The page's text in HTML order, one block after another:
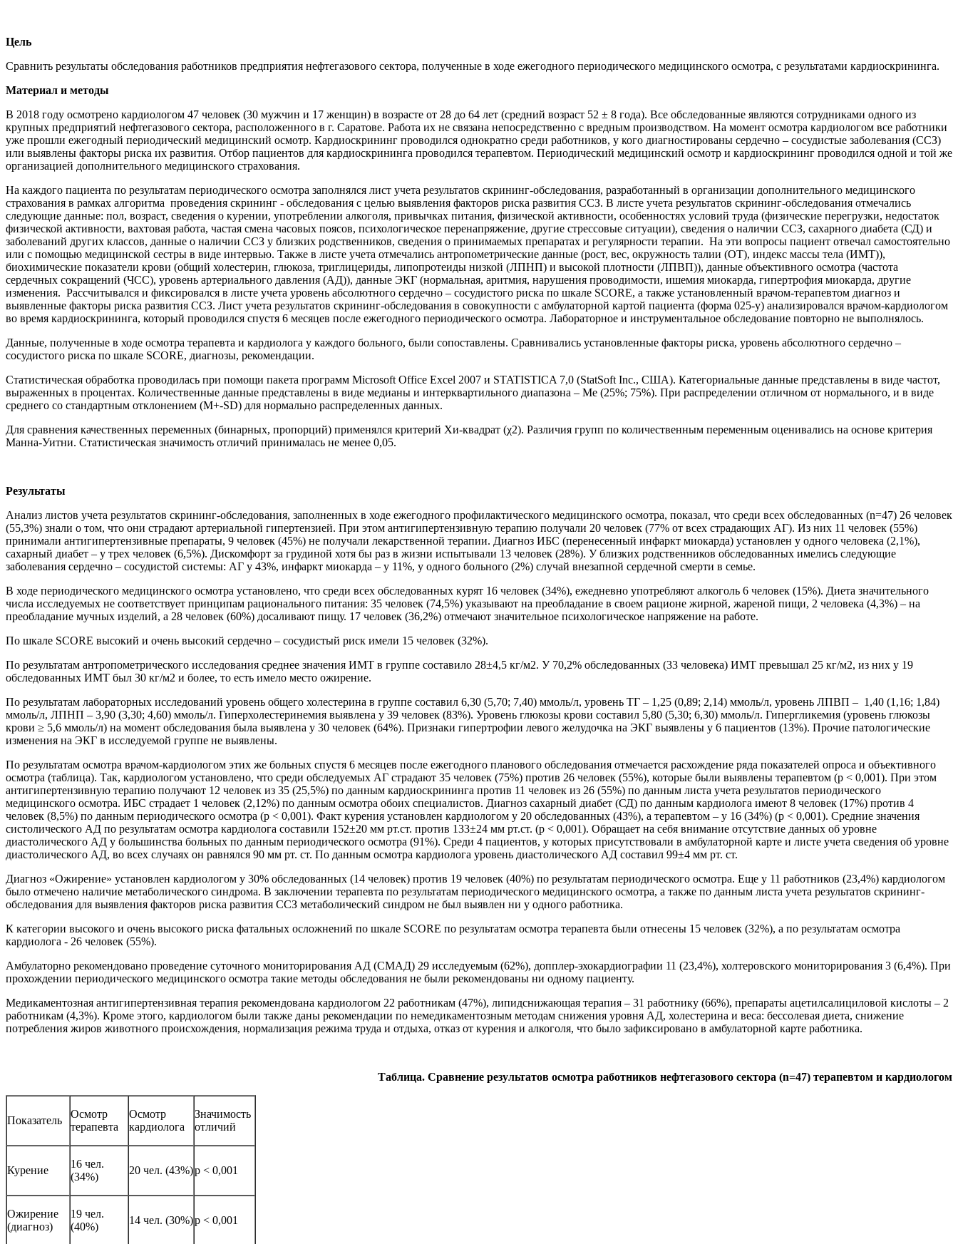
Цель
Сравнить результаты обследования работников предприятия нефтегазового сектора, полученные в ходе ежегодного периодического медицинского осмотра, с результатами кардиоскрининга.
Материал и методы
В 2018 году осмотрено кардиологом 47 человек (30 мужчин и 17 женщин) в возрасте от 28 до 64 лет (средний возраст 52 ± 8 года). Все обследованные являются сотрудниками одного из
крупных предприятий нефтегазового сектора, расположенного в г. Саратове. Работа их не связана непосредственно с вредным производством. На момент осмотра кардиологом все работники
уже прошли ежегодный периодический медицинский осмотр. Кардиоскрининг проводился однократно среди работников, у кого диагностированы сердечно – сосудистые заболевания (ССЗ)
или выявлены факторы риска их развития. Отбор пациентов для кардиоскрининга проводился терапевтом. Периодический медицинский осмотр и кардиоскрининг проводился одной и той же
организацией дополнительного медицинского страхования.
На каждого пациента по результатам периодического осмотра заполнялся лист учета результатов скрининг-обследования, разработанный в организации дополнительного медицинского
страхования в рамках алгоритма проведения скрининг - обследования с целью выявления факторов риска развития ССЗ. В листе учета результатов скрининг-обследования отмечались
следующие данные: пол, возраст, сведения о курении, употреблении алкоголя, привычках питания, физической активности, особенностях условий труда (физические перегрузки, недостаток
физической активности, вахтовая работа, частая смена часовых поясов, психологическое перенапряжение, другие стрессовые ситуации), сведения о наличии ССЗ, сахарного диабета (СД) и
заболеваний других классов, данные о наличии ССЗ у близких родственников, сведения о принимаемых препаратах и регулярности терапии. На эти вопросы пациент отвечал самостоятельно
или с помощью медицинской сестры в виде интервью. Также в листе учета отмечались антропометрические данные (рост, вес, окружность талии (ОТ), индекс массы тела (ИМТ)),
биохимические показатели крови (общий холестерин, глюкоза, триглицериды, липопротеиды низкой (ЛПНП) и высокой плотности (ЛПВП)), данные объективного осмотра (частота
сердечных сокращений (ЧСС), уровень артериального давления (АД)), данные ЭКГ (нормальная, аритмия, нарушения проводимости, ишемия миокарда, гипертрофия миокарда, другие
изменения. Рассчитывался и фиксировался в листе учета уровень абсолютного сердечно – сосудистого риска по шкале SCORE, а также установленный врачом-терапевтом диагноз и
выявленные факторы риска развития ССЗ. Лист учета результатов скрининг-обследования в совокупности с амбулаторной картой пациента (форма 025-у) анализировался врачом-кардиологом
во время кардиоскрининга, который проводился спустя 6 месяцев после ежегодного периодического осмотра. Лабораторное и инструментальное обследование повторно не выполнялось.
Данные, полученные в ходе осмотра терапевта и кардиолога у каждого больного, были сопоставлены. Сравнивались установленные факторы риска, уровень абсолютного сердечно –
сосудистого риска по шкале SCORE, диагнозы, рекомендации.
Статистическая обработка проводилась при помощи пакета программ Microsoft Office Excel 2007 и STATISTICA 7,0 (StatSoft Inc., США). Категориальные данные представлены в виде частот,
выраженных в процентах. Количественные данные представлены в виде медианы и интерквартильного диапазона – Ме (25%; 75%). При распределении отличном от нормального, и в виде
среднего со стандартным отклонением (М+-SD) для нормально распределенных данных.
Для сравнения качественных переменных (бинарных, пропорций) применялся критерий Хи-квадрат (χ2). Различия групп по количественным переменным оценивались на основе критерия
Манна-Уитни. Статистическая значимость отличий принималась не менее 0,05.
Результаты
Анализ листов учета результатов скрининг-обследования, заполненных в ходе ежегодного профилактического медицинского осмотра, показал, что среди всех обследованных (n=47) 26 человек
(55,3%) знали о том, что они страдают артериальной гипертензией. При этом антигипертензивную терапию получали 20 человек (77% от всех страдающих АГ). Из них 11 человек (55%)
принимали антигипертензивные препараты, 9 человек (45%) не получали лекарственной терапии. Диагноз ИБС (перенесенный инфаркт миокарда) установлен у одного человека (2,1%),
сахарный диабет – у трех человек (6,5%). Дискомфорт за грудиной хотя бы раз в жизни испытывали 13 человек (28%). У близких родственников обследованных имелись следующие
заболевания сердечно – сосудистой системы: АГ у 43%, инфаркт миокарда – у 11%, у одного больного (2%) случай внезапной сердечной смерти в семье.
В ходе периодического медицинского осмотра установлено, что среди всех обследованных курят 16 человек (34%), ежедневно употребляют алкоголь 6 человек (15%). Диета значительного
числа исследуемых не соответствует принципам рационального питания: 35 человек (74,5%) указывают на преобладание в своем рационе жирной, жареной пищи, 2 человека (4,3%) – на
преобладание мучных изделий, а 28 человек (60%) досаливают пищу. 17 человек (36,2%) отмечают значительное психологическое напряжение на работе.
По шкале SCORE высокий и очень высокий сердечно – сосудистый риск имели 15 человек (32%).
По результатам антропометрического исследования среднее значения ИМТ в группе составило 28±4,5 кг/м2. У 70,2% обследованных (33 человека) ИМТ превышал 25 кг/м2, из них у 19
обследованных ИМТ был 30 кг/м2 и более, то есть имело место ожирение.
По результатам лабораторных исследований уровень общего холестерина в группе составил 6,30 (5,70; 7,40) ммоль/л, уровень ТГ – 1,25 (0,89; 2,14) ммоль/л, уровень ЛПВП – 1,40 (1,16; 1,84)
ммоль/л, ЛПНП – 3,90 (3,30; 4,60) ммоль/л. Гиперхолестеринемия выявлена у 39 человек (83%). Уровень глюкозы крови составил 5,80 (5,30; 6,30) ммоль/л. Гипергликемия (уровень глюкозы
крови ≥ 5,6 ммоль/л) на момент обследования была выявлена у 30 человек (64%). Признаки гипертрофии левого желудочка на ЭКГ выявлены у 6 пациентов (13%). Прочие патологические
изменения на ЭКГ в исследуемой группе не выявлены.
По результатам осмотра врачом-кардиологом этих же больных спустя 6 месяцев после ежегодного планового обследования отмечается расхождение ряда показателей опроса и объективного
осмотра (таблица). Так, кардиологом установлено, что среди обследуемых АГ страдают 35 человек (75%) против 26 человек (55%), которые были выявлены терапевтом (p < 0,001). При этом
антигипертензивную терапию получают 12 человек из 35 (25,5%) по данным кардиоскрининга против 11 человек из 26 (55%) по данным листа учета результатов периодического
медицинского осмотра. ИБС страдает 1 человек (2,12%) по данным осмотра обоих специалистов. Диагноз сахарный диабет (СД) по данным кардиолога имеют 8 человек (17%) против 4
человек (8,5%) по данным периодического осмотра (p < 0,001). Факт курения установлен кардиологом у 20 обследованных (43%), а терапевтом – у 16 (34%) (p < 0,001). Средние значения
систолического АД по результатам осмотра кардиолога составили 152±20 мм рт.ст. против 133±24 мм рт.ст. (p < 0,001). Обращает на себя внимание отсутствие данных об уровне
диастолического АД у большинства больных по данным периодического осмотра (91%). Среди 4 пациентов, у которых присутствовали в амбулаторной карте и листе учета сведения об уровне
диастолического АД, во всех случаях он равнялся 90 мм рт. ст. По данным осмотра кардиолога уровень диастолического АД составил 99±4 мм рт. ст.
Диагноз «Ожирение» установлен кардиологом у 30% обследованных (14 человек) против 19 человек (40%) по результатам периодического осмотра. Еще у 11 работников (23,4%) кардиологом
было отмечено наличие метаболического синдрома. В заключении терапевта по результатам периодического медицинского осмотра, а также по данным листа учета результатов скрининг-
обследования для выявления факторов риска развития ССЗ метаболический синдром не был выявлен ни у одного работника.
К категории высокого и очень высокого риска фатальных осложнений по шкале SCORE по результатам осмотра терапевта были отнесены 15 человек (32%), а по результатам осмотра
кардиолога - 26 человек (55%).
Амбулаторно рекомендовано проведение суточного мониторирования АД (СМАД) 29 исследуемым (62%), допплер-эхокардиографии 11 (23,4%), холтеровского мониторирования 3 (6,4%). При
прохождении периодического медицинского осмотра такие методы обследования не были рекомендованы ни одному пациенту.
Медикаментозная антигипертензивная терапия рекомендована кардиологом 22 работникам (47%), липидснижающая терапия – 31 работнику (66%), препараты ацетилсалициловой кислоты – 2
работникам (4,3%). Кроме этого, кардиологом были также даны рекомендации по немедикаментозным методам снижения уровня АД, холестерина и веса: бессолевая диета, снижение
потребления жиров животного происхождения, нормализация режима труда и отдыха, отказ от курения и алкоголя, что было зафиксировано в амбулаторной карте работника.
Таблица. Сравнение результатов осмотра работников нефтегазового сектора (n=47) терапевтом и кардиологом
Показатель
Осмотр
терапевта
Осмотр
кардиолога
Значимость
отличий
Курение
16 чел.
(34%)
20 чел. (43%)p < 0,001
Ожирение
(диагноз)
19 чел.
(40%)
14 чел. (30%)p < 0,001